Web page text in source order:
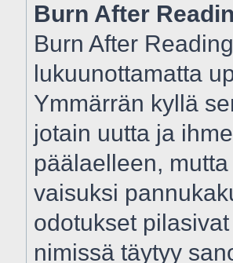
Burn After
Burn After
lukuunottamatta
Ymmärrän kyllä
jotain uutta ja
päälaelleen,
vaisuksi
odotukset
nimissä täytyy